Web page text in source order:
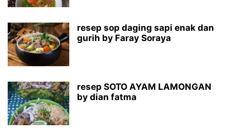
resep sop daging sapi enak dan
gurih by Faray Soraya
resep SOTO AYAM LAMONGAN
by dian fatma